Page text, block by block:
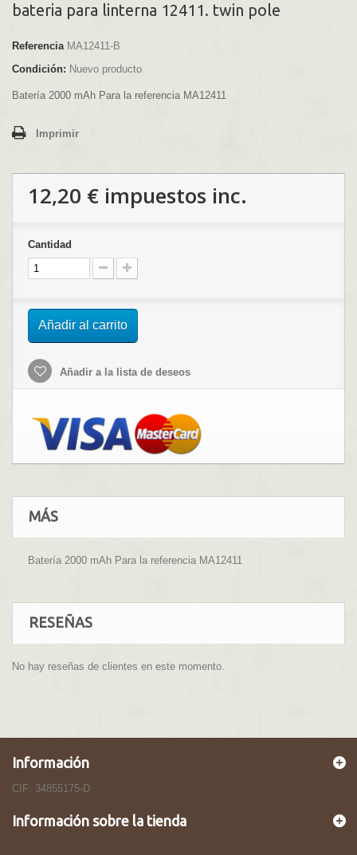
bateria para linterna 12411. twin pole
Referencia MA12411-B
Condición: Nuevo producto
Batería 2000 mAh Para la referencia MA12411
Imprimir
12,20 € impuestos inc.
Cantidad
Añadir al carrito
Añadir a la lista de deseos
MÁS
Batería 2000 mAh Para la referencia MA12411
RESEÑAS
No hay reseñas de clientes en este momento.
Información
CIF: 34855175-D
Información sobre la tienda